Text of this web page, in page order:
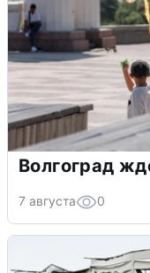
Волгоград
7 августа 0